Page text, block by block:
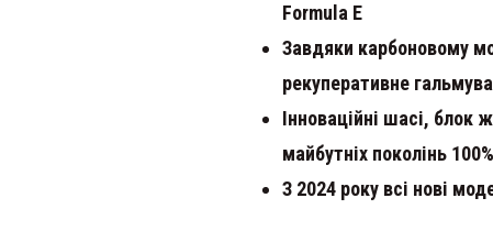
Formula E
Завдяки карбоновому
рекуперативне
Інноваційні шасі,
майбутніх поколінь
З 2024 року всі нові